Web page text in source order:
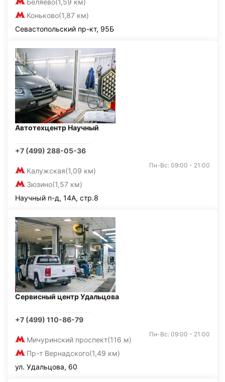
Беляево(1,59 км)
Коньково(1,87 км)
Севастопольский пр-кт, 95Б
Автотехцентр Научный
+7 (499) 288-05-36
Калужская(1,09 км)
Зюзино(1,57 км)
Пн-Вс: 09:00 - 21:00
Научный п-д, 14А, стр.8
Сервисный центр Удальцова
+7 (499) 110-86-79
Мичуринский проспект(116 м)
Пр-т Вернадского(1,49 км)
Пн-Вс: 09:00 - 21:00
ул. Удальцова, 60